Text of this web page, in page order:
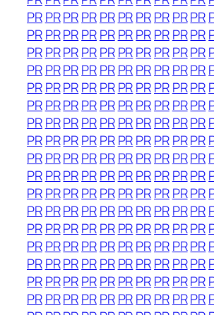
PRPRPRPRPR PRPRPRPRPR
PRPRPRPRPR PRPRPRPRPR
PRPRPRPRPR PRPRPRPRPR
PRPRPRPRPR PRPRPRPRPR
PRPRPRPRPR PRPRPRPRPR
PRPRPRPRPR PRPRPRPRPR
PRPRPRPRPR PRPRPRPRPR
PRPRPRPRPR PRPRPRPRPR
PRPRPRPRPR PRPRPRPRPR
PRPRPRPRPR PRPRPRPRPR
PRPRPRPRPR PRPRPRPRPR
PRPRPRPRPR PRPRPRPRPR
PRPRPRPRPR PRPRPRPRPR
PRPRPRPRPR PRPRPRPRPR
PRPRPRPRPR PRPRPRPRPR
PRPRPRPRPR PRPRPRPRPR
PRPRPRPRPR PRPRPRPRPR